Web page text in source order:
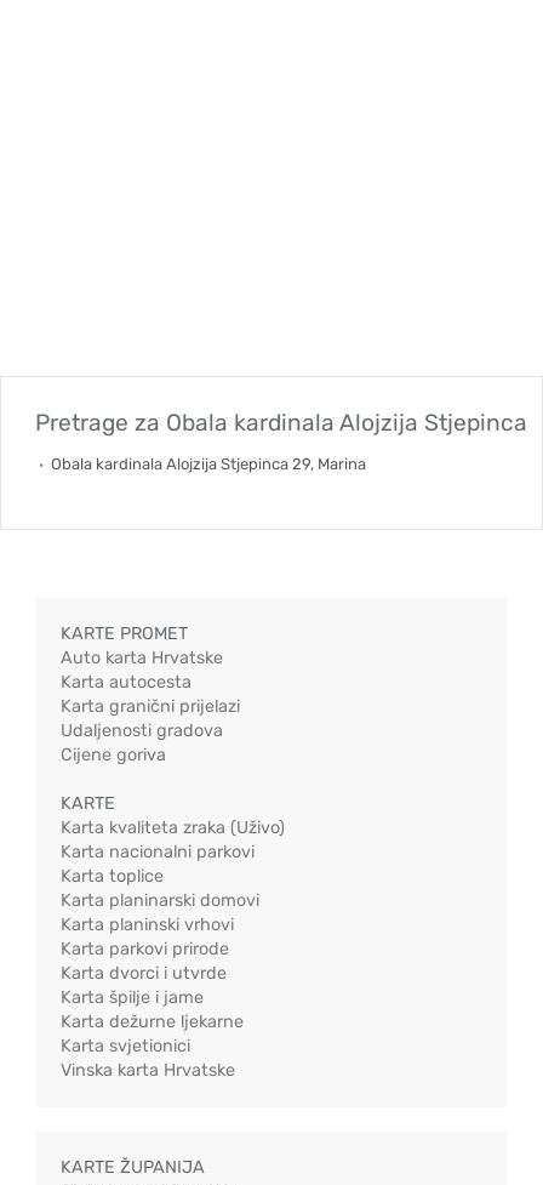
Pretrage za Obala kardinala Alojzija Stjepinca
Obala kardinala Alojzija Stjepinca 29, Marina
KARTE PROMET
Auto karta Hrvatske
Karta autocesta
Karta granični prijelazi
Udaljenosti gradova
Cijene goriva
KARTE
Karta kvaliteta zraka (Uživo)
Karta nacionalni parkovi
Karta toplice
Karta planinarski domovi
Karta planinski vrhovi
Karta parkovi prirode
Karta dvorci i utvrde
Karta špilje i jame
Karta dežurne ljekarne
Karta svjetionici
Vinska karta Hrvatske
KARTE ŽUPANIJA